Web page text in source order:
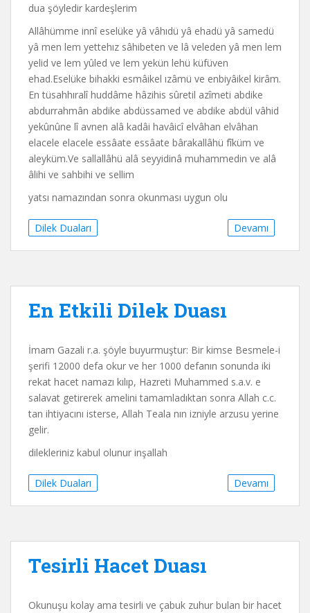
dua şöyledir kardeşlerim
Allâhümme innî eselüke yâ vâhıdü yâ ehadü yâ samedü
yâ men lem yettehız sâhibeten ve lâ veleden yâ men lem
yelid ve lem yûled ve lem yekün lehü küfüven
ehad.Eselüke bihakki esmâikel ızâmü ve enbiyâikel kirâm.
En tüsahhıralî huddâme hâzihis sûretil azîmeti abdike
abdurrahmân abdike abdüssamed ve abdike abdül vâhid
yekûnûne lî avnen alâ kadâi havâicî elvâhan elvâhan
elacele elacele essâate essâate bârakallâhü fîküm ve
aleyküm.Ve sallallâhü alâ seyyidinâ muhammedin ve alâ
âlihi ve sahbihi ve sellim
yatsı namazından sonra okunması uygun olu
Devamı
Dilek Duaları
En Etkili Dilek Duası
İmam Gazali r.a. şöyle buyurmuştur: Bir kimse Besmele-i
şerifi 12000 defa okur ve her 1000 defanın sonunda iki
rekat hacet namazı kılıp, Hazreti Muhammed s.a.v. e
salavat getirerek amelini tamamladıktan sonra Allah c.c.
tan ihtiyacını isterse, Allah Teala nın izniyle arzusu yerine
gelir.
dilekleriniz kabul olunur inşallah
Devamı
Dilek Duaları
Tesirli Hacet Duası
Okunuşu kolay ama tesirli ve çabuk zuhur bulan bir hacet